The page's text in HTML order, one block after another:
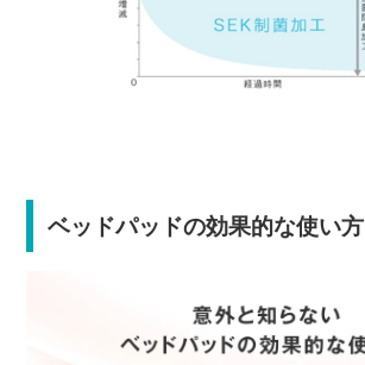
ベッドパッドの効果的な使い方